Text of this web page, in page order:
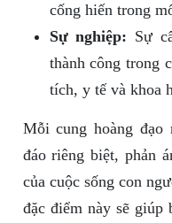
cống hiến trong
Sự nghiệp: Sự
thành công trong
tích, y tế và khoa
Mỗi cung hoàng đạo
đáo riêng biệt, phản
của cuộc sống con
đặc điểm này sẽ giúp